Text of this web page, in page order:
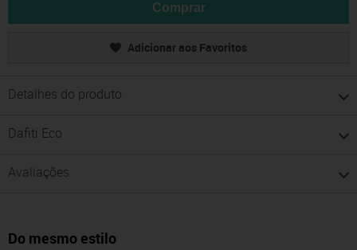
Comprar
Adicionar aos Favoritos
Detalhes do produto
Dafiti Eco
Avaliações
Do mesmo estilo